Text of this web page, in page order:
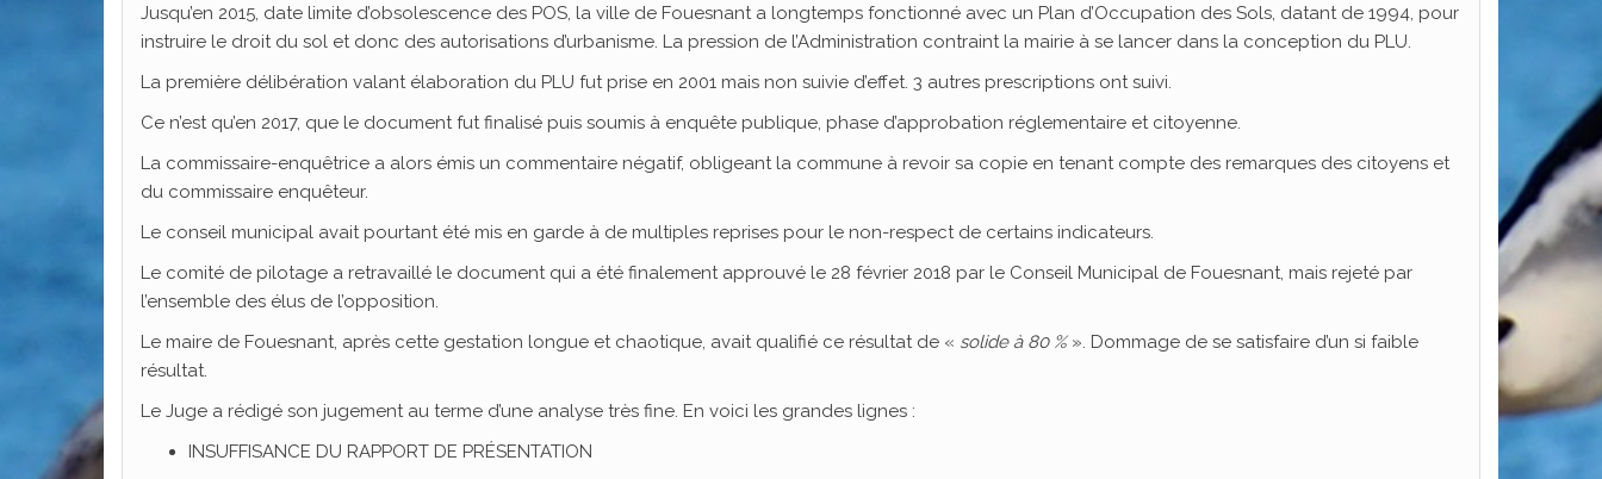
Jusqu’en 2015, date limite d’obsolescence des POS, la ville de Fouesnant a longtemps fonctionné avec un Plan d’Occupation des Sols, datant de 1994, pour
instruire le droit du sol et donc des autorisations d’urbanisme. La pression de l’Administration contraint la mairie à se lancer dans la conception du PLU.
La première délibération valant élaboration du PLU fut prise en 2001 mais non suivie d’effet. 3 autres prescriptions ont suivi.
Ce n’est qu’en 2017, que le document fut finalisé puis soumis à enquête publique, phase d’approbation réglementaire et citoyenne.
La commissaire-enquêtrice a alors émis un commentaire négatif, obligeant la commune à revoir sa copie en tenant compte des remarques des citoyens et
du commissaire enquêteur.
Le conseil municipal avait pourtant été mis en garde à de multiples reprises pour le non-respect de certains indicateurs.
Le comité de pilotage a retravaillé le document qui a été finalement approuvé le 28 février 2018 par le Conseil Municipal de Fouesnant, mais rejeté par
l’ensemble des élus de l’opposition.
Le maire de Fouesnant, après cette gestation longue et chaotique, avait qualifié ce résultat de « solide à 80 %». Dommage de se satisfaire d’un si faible
résultat.
Le Juge a rédigé son jugement au terme d’une analyse très fine. En voici les grandes lignes :
INSUFFISANCE DU RAPPORT DE PRÉSENTATION